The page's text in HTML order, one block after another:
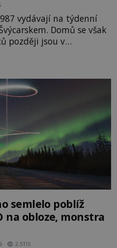
vydávají na týdenní
Domů se však
nalezeny jejich
se jen obtížně slučují
nebo někdo, koho
[gallery
semlelo poblíž
na obloze, monstra
2.5TIS